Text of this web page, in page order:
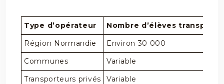
Type d’opérateur
Nombre d’élèves
Région Normandie
Environ 30 000
Communes
Variable
Transporteurs privés
Variable